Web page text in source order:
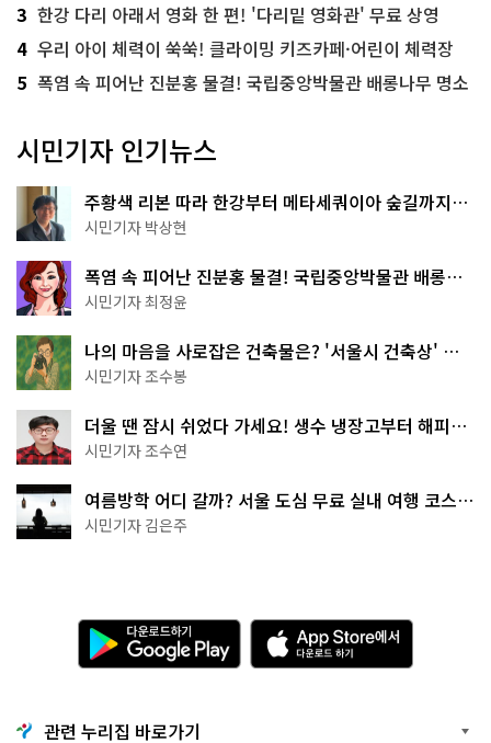
3 한강 다리 아래서 영화 한 편! '다리밑 영화관' 무료 상영
4 우리 아이 체력이 쑥쑥! 클라이밍 키즈카페·어린이 체력장
5 폭염 속 피어난 진분홍 물결! 국립중앙박물관 배롱나무 명소
시민기자 인기뉴스
주황색 리본 따라 한강부터 메타세쿼이아 숲길까지…
서울둘레길 15코스
시민기자 박상현
폭염 속 피어난 진분홍 물결! 국립중앙박물관 배롱나
무 명소
시민기자 최정윤
나의 마음을 사로잡은 건축물은? '서울시 건축상' 수
상작 공개!
시민기자 조수봉
더울 땐 잠시 쉬었다 가세요! 생수 냉장고부터 해피소
·무더위쉼터까지
시민기자 조수연
여름방학 어디 갈까? 서울 도심 무료 실내 여행 코스
추천
시민기자 김은주
다
운
로
기
A
p
p
관련 누리집 바로가기